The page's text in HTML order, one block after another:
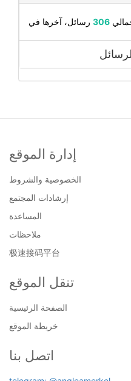
306
إدارة الموقع
الخصوصية والشروط
إرشادات المجتمع
المساعدة
ملاحظات
极速接码平台
تنقل الموقع
الصفحة الرئيسية
خريطة الموقع
اتصل بنا